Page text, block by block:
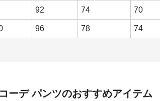
92 74 70
96 78 74
ーデ パンツのおすすめアイテム